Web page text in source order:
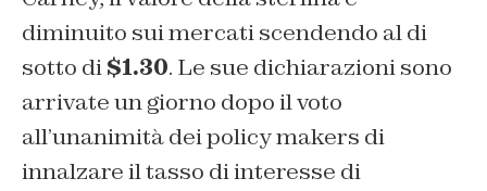
diminuito sui mercati scendendo al di
sotto di$1.30. Le sue dichiarazioni sono
arrivate un giorno dopo il voto
all’unanimità dei policy makers di
innalzare il tasso di interesse di